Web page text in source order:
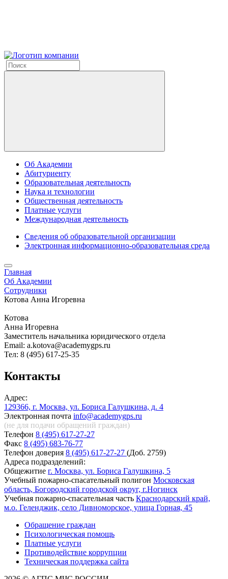
Об Академии
Абитуриенту
Образовательная деятельность
Наука и технологии
Общественная деятельность
Платные услуги
Международная деятельность
Сведения об образовательной организации
Электронная информационно-образовательная среда
Главная
Об Академии
Сотрудники
Котова Анна Игоревна
Котова
Анна Игоревна
Заместитель начальника юридического отдела
Email: a.kotova@academygps.ru
Тел: 8 (495) 617-25-35
Контакты
Адрес:
129366, г. Москва, ул. Бориса Галушкина, д. 4
Электронная почта info@academygps.ru
(не для подачи обращений граждан)
Телефон 8 (495) 617-27-27
Факс 8 (495) 683-76-77
Телефон доверия 8 (495) 617-27-27 (Доб. 2759)
Адреса подразделений:
Общежитие г. Москва, ул. Бориса Галушкина, 5
Учебный пожарно-спасательный полигон Московская
область, Богородский городской округ, г.Ногинск
Учебная пожарно-спасательная часть Краснодарский край,
м.о. Геленджик, село Дивноморское, улица Горная, 45
Обращение граждан
Психологическая помощь
Платные услуги
Противодействие коррупции
Техническая поддержка сайта